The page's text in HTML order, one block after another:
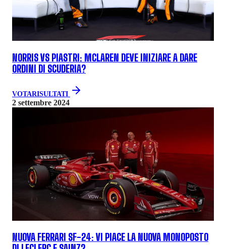
NORRIS VS PIASTRI: MCLAREN DEVE INIZIARE A DARE
ORDINI DI SCUDERIA?
VOTARISULTATI
2 settembre 2024
NUOVA FERRARI SF-24: VI PIACE LA NUOVA MONOPOSTO